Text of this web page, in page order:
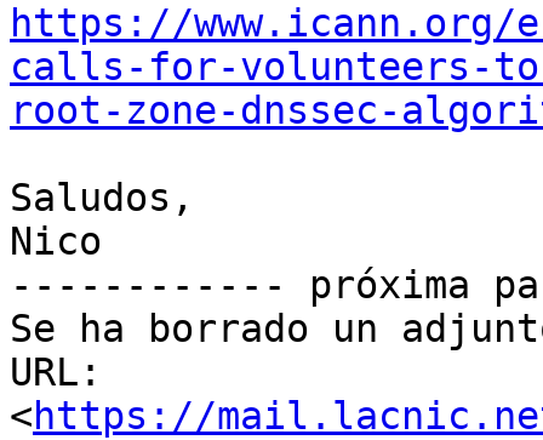
https://www.icann.org/
calls-for-volunteers-
root-zone-dnssec-
Saludos,
Nico
------------ próxima
Se ha borrado un
URL:
<https://mail.lacnic.net/